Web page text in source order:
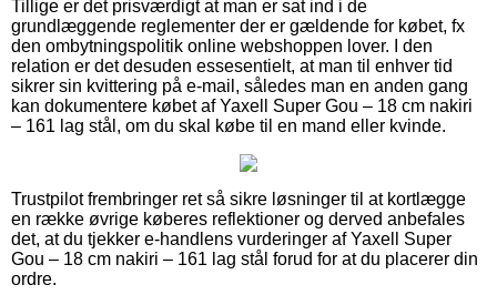
Tillige er det prisværdigt at man er sat ind i de
grundlæggende reglementer der er gældende for købet, fx
den ombytningspolitik online webshoppen lover. I den
relation er det desuden essesentielt, at man til enhver tid
sikrer sin kvittering på e-mail, således man en anden gang
kan dokumentere købet af Yaxell Super Gou – 18 cm nakiri
– 161 lag stål, om du skal købe til en mand eller kvinde.
Trustpilot frembringer ret så sikre løsninger til at kortlægge
en række øvrige køberes reflektioner og derved anbefales
det, at du tjekker e-handlens vurderinger af Yaxell Super
Gou – 18 cm nakiri – 161 lag stål forud for at du placerer din
ordre.